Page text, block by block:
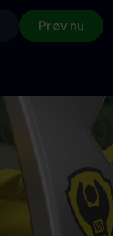
Prøv nu